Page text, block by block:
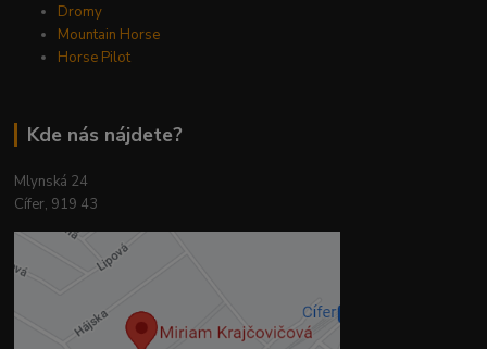
Dromy
Mountain Horse
Horse Pilot
Kde nás nájdete?
Mlynská 24
Cífer, 919 43